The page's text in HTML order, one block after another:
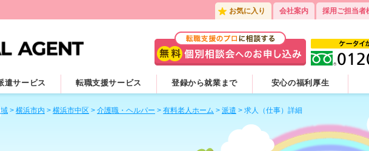
お気に入り 会社案内 採用ご担当者
遣サービス 転職支援サービス 登録から就業まで 安心の福利厚生
> 横浜市内 > 横浜市中区 > 介護職・ヘルパー > 有料老人ホーム > 派遣 > 求人（仕事）詳細